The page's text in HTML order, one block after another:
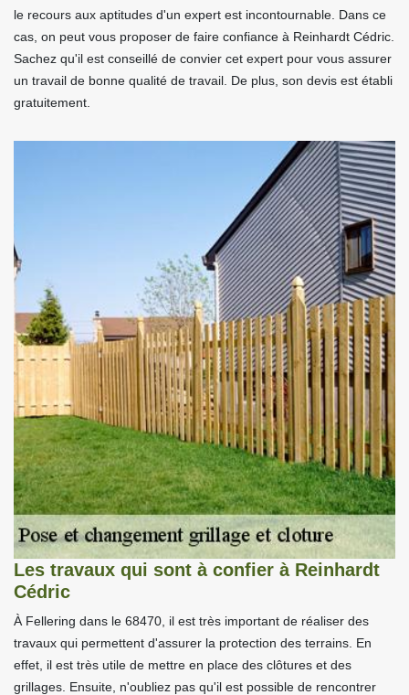
le recours aux aptitudes d'un expert est incontournable. Dans ce
cas, on peut vous proposer de faire confiance à Reinhardt Cédric.
Sachez qu'il est conseillé de convier cet expert pour vous assurer
un travail de bonne qualité de travail. De plus, son devis est établi
gratuitement.
Les travaux qui sont à confier à Reinhardt
Cédric
À Fellering dans le 68470, il est très important de réaliser des
travaux qui permettent d'assurer la protection des terrains. En
effet, il est très utile de mettre en place des clôtures et des
grillages. Ensuite, n'oubliez pas qu'il est possible de rencontrer